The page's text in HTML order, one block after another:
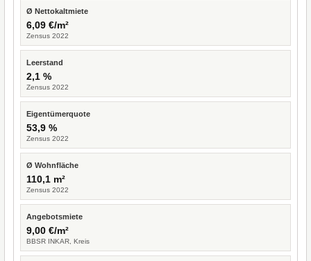
Ø Nettokaltmiete
6,09 €/m²
Zensus 2022
Leerstand
2,1 %
Zensus 2022
Eigentümerquote
53,9 %
Zensus 2022
Ø Wohnfläche
110,1 m²
Zensus 2022
Angebotsmiete
9,00 €/m²
BBSR INKAR, Kreis